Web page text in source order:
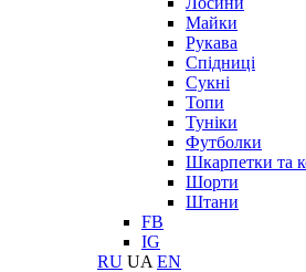
Майки
Рукава
Спідниці
Сукні
Топи
Туніки
Футболки
Шкарпетки та
Шорти
Штани
FB
IG
RU UA EN